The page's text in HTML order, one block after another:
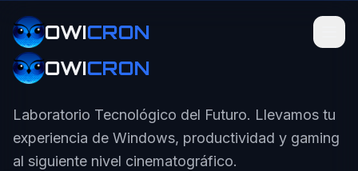
OWICRON
OWICRON
Laboratorio Tecnológico del Futuro. Llevamos tu
experiencia de Windows, productividad y gaming
al siguiente nivel cinematográfico.